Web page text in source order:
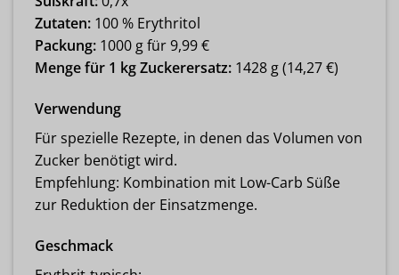
Zutaten: 100 % Erythritol
Packung: 1000 g für 9,99 €
Menge für 1 kg Zuckerersatz: 1428 g (14,27 €)
Verwendung
Für spezielle Rezepte, in denen das Volumen von
Zucker benötigt wird.
Empfehlung: Kombination mit Low-Carb Süße
zur Reduktion der Einsatzmenge.
Geschmack